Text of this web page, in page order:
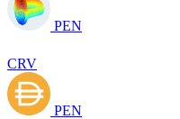
PEN
CRV
PEN